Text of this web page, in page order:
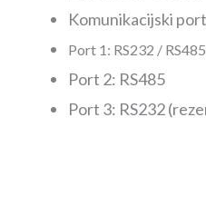
Komunikacijski
Port 1: RS232 /
Port 2: RS485
Port 3: RS232